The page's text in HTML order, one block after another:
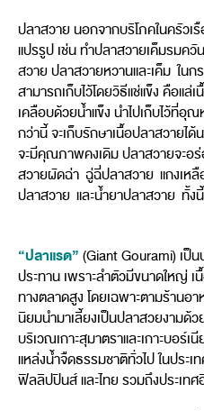
ปลาสวาย นอกจากบริโภคในครัวเ
แปรรูป เช่น ทำปลาสวายเค็มรมค
สวาย ปลาสวายหวานและเค็ม ใน
สามารถเก็บไว้โดยวิธีแช่แข็ง คือแล่
เคลือบด้วยน้ำแข็ง นำไปเก็บไว้ที่อุ
กว่านี้ จะเก็บรักษาเนื้อปลาสวายไ
จะมีคุณภาพคงเดิม ปลาสวายจะอ
สวายผัดฉ่า ฉู่ฉี่ปลาสวาย แกงเหลื
ปลาสวาย และน้ำยาปลาสวาย ทั้
“ปลาแรด” (Giant Gourami) เ
ประทาน เพราะลำตัวมีขนาดใหญ่
ทางตลาดสูง โดยเฉพาะตามร้านอ
นิยมนำมาเลี้ยงเป็นปลาสวยงามด้ว
บริเวณเกาะสุมาตราและเกาะบอร์
แหล่งน้ำจืดธรรมชาติทั่วไป ในประเ
ฟิลลิปปินส์ และไทย รวมถึงประเทศ